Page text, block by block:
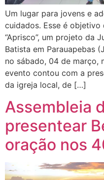
Um lugar para jovens e
cuidados. Esse é
“Aprisco”, um projeto da
Batista em Parauapebas
no sábado, 04 de março,
evento contou com a
da igreja local, de […]
Assembleia
presentear
oração nos